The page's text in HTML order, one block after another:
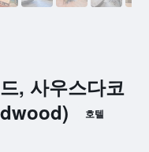
, 사우스다코
호텔